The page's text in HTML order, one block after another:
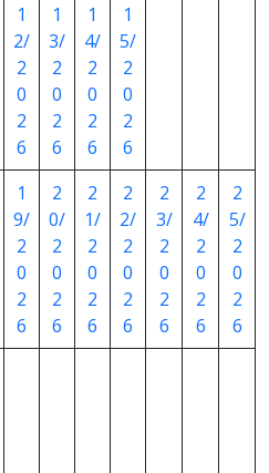
1
2/
2
0
2
6
1
3/
2
0
2
6
1
4/
2
0
2
6
1
5/
2
0
2
6
1
9/
2
0
2
6
2
0/
2
0
2
6
2
1/
2
0
2
6
2
2/
2
0
2
6
2
3/
2
0
2
6
2
4/
2
0
2
6
2
5/
2
0
2
6